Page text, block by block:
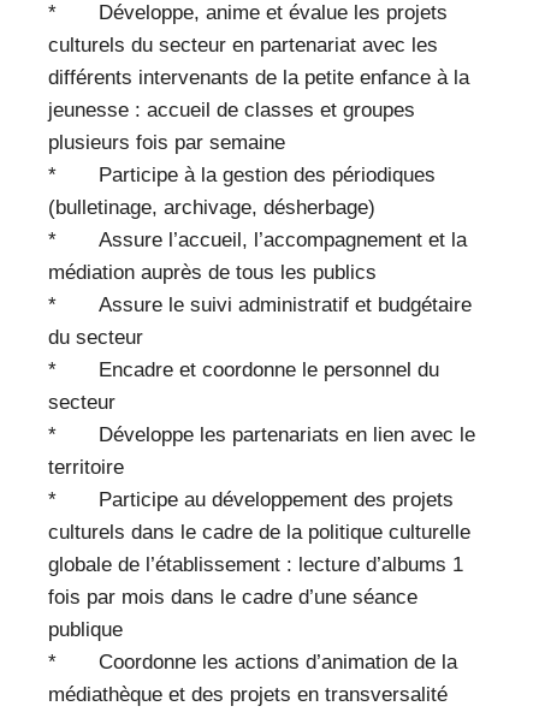
* Développe, anime et évalue les projets
culturels du secteur en partenariat avec les
différents intervenants de la petite enfance à la
jeunesse : accueil de classes et groupes
plusieurs fois par semaine
* Participe à la gestion des périodiques
(bulletinage, archivage, désherbage)
* Assure l’accueil, l’accompagnement et la
médiation auprès de tous les publics
* Assure le suivi administratif et budgétaire
du secteur
* Encadre et coordonne le personnel du
secteur
* Développe les partenariats en lien avec le
territoire
* Participe au développement des projets
culturels dans le cadre de la politique culturelle
globale de l’établissement : lecture d’albums 1
fois par mois dans le cadre d’une séance
publique
* Coordonne les actions d’animation de la
médiathèque et des projets en transversalité